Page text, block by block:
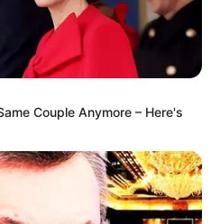
Couple Anymore – Here's